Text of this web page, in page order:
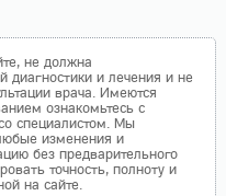
не должна
диагностики и лечения и не
врача. Имеются
ознакомьтесь с
специалистом. Мы
изменения и
без предварительного
точность, полноту и
на сайте.